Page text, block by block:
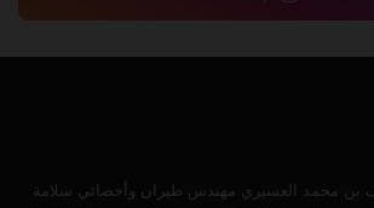
بن محمد العسيري مهندس طيران وأخصائي سلامة